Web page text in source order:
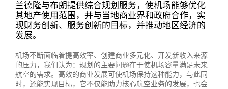
兰德隆与布朗提供综合规划服务，使机场能够优化
其地产使用范围，并与当地商业界和政府合作，实
现财务创新、服务创新的目标，并推动地区经济的
发展。
机场不断面临着提高效率、创建商业多元化、开发新收入来源
的压力，我们认为：规划的主要问题在于使机场容量满足未来
航空的需求。高效的商业发展可使机场保持这种能力，与此同
时，还能实现目标，它不仅能助力核心航空业务的发展，也会